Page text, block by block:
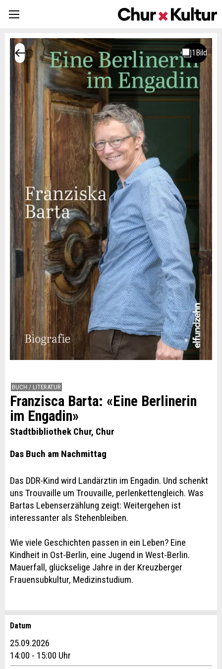
BUCH / LITERATUR
Franzisca Barta: «Eine Berlinerin
im Engadin»
Stadtbibliothek Chur, Chur
Das Buch am Nachmittag
Das DDR-Kind wird Landärztin im Engadin. Und schenkt
uns Trouvaille um Trouvaille, perlenkettengleich. Was
Bartas Lebenserzählung zeigt: Weitergehen ist
interessanter als Stehenbleiben.
Wie viele Geschichten passen in ein Leben? Eine
Kindheit in Ost-Berlin, eine Jugend in West-Berlin.
Mauerfall, glückselige Jahre in der Kreuzberger
Frauensubkultur, Medizinstudium.
Anzeige beanstanden
Ihr Feedback wird sehr geschätzt!
Anzeige weiterempfehlen
Empfehlen Sie diese Anzeige an Freunde weiter.
Reservation
Datum
25.09.2026
14:00 - 15:00 Uhr